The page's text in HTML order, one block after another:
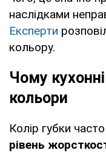
наслідками
Експерти
кольору.
Чому
кольори
Колір губки часто
рівень